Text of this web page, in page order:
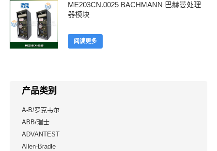
ME203CN.0025 BACHMANN 巴赫曼处理
器模块
阅读更多
产品类别
A-B/罗克韦尔
ABB/瑞士
ADVANTEST
Allen-Bradle